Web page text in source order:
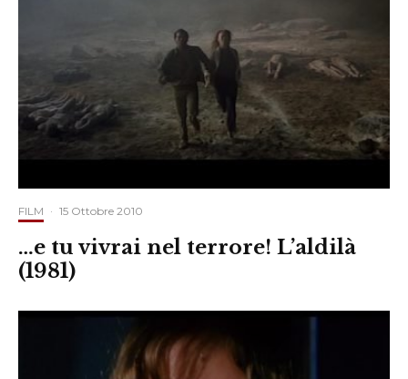
FILM · 15 Ottobre 2010
…e tu vivrai nel terrore! L’aldilà
(1981)